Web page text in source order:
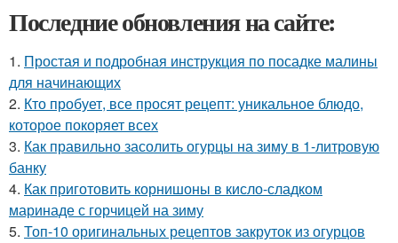
Последние обновления на сайте:
1. Простая и подробная инструкция по посадке малины
для начинающих
2. Кто пробует, все просят рецепт: уникальное блюдо,
которое покоряет всех
3. Как правильно засолить огурцы на зиму в 1-литровую
банку
4. Как приготовить корнишоны в кисло-сладком
маринаде с горчицей на зиму
5. Топ-10 оригинальных рецептов закруток из огурцов